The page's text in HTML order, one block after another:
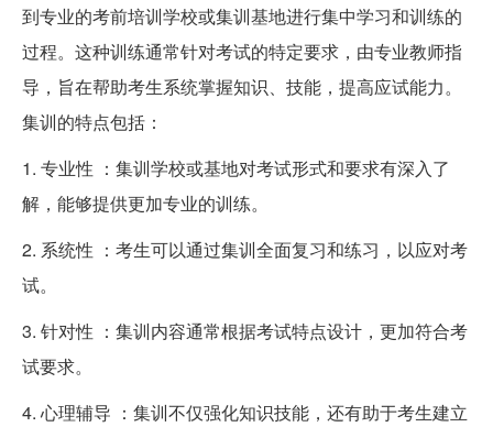
到专业的考前培训学校或集训基地进行集中学习和训练的
过程。这种训练通常针对考试的特定要求，由专业教师指
导，旨在帮助考生系统掌握知识、技能，提高应试能力。
集训的特点包括：
1. 专业性 ：集训学校或基地对考试形式和要求有深入了
解，能够提供更加专业的训练。
2. 系统性 ：考生可以通过集训全面复习和练习，以应对考
试。
3. 针对性 ：集训内容通常根据考试特点设计，更加符合考
试要求。
4. 心理辅导 ：集训不仅强化知识技能，还有助于考生建立